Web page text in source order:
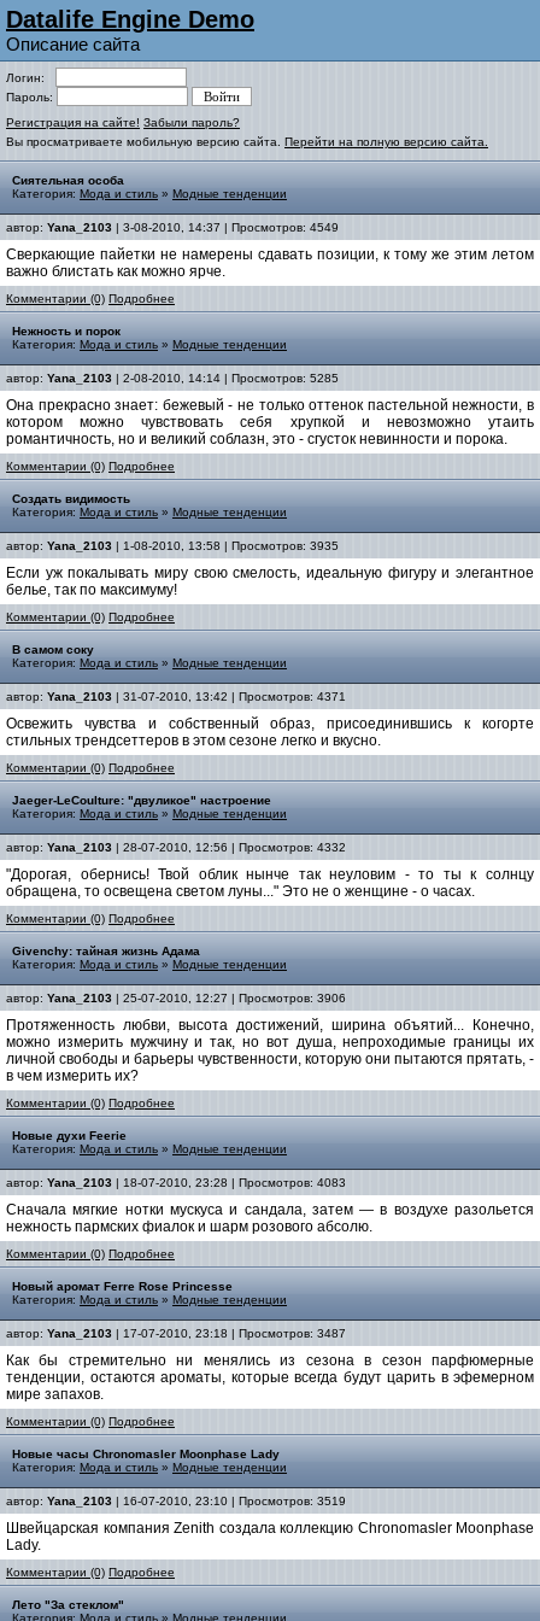
Datalife Engine Demo
Описание сайта
Логин:
Пароль:
Регистрация на сайте! Забыли пароль?
Вы просматриваете мобильную версию сайта. Перейти на полную версию сайта.
Сиятельная особа
Категория: Мода и стиль » Модные тенденции
автор: Yana_2103 | 3-08-2010, 14:37 | Просмотров: 4549
Сверкающие пайетки не намерены сдавать позиции, к тому же этим летом
важно блистать как можно ярче.
Комментарии (0) Подробнее
Нежность и порок
Категория: Мода и стиль » Модные тенденции
автор: Yana_2103 | 2-08-2010, 14:14 | Просмотров: 5285
Она прекрасно знает: бежевый - не только оттенок пастельной нежности, в
котором можно чувствовать себя хрупкой и невозможно утаить
романтичность, но и великий соблазн, это - сгусток невинности и порока.
Комментарии (0) Подробнее
Создать видимость
Категория: Мода и стиль » Модные тенденции
автор: Yana_2103 | 1-08-2010, 13:58 | Просмотров: 3935
Если уж покалывать миру свою смелость, идеальную фигуру и элегантное
белье, так по максимуму!
Комментарии (0) Подробнее
В самом соку
Категория: Мода и стиль » Модные тенденции
автор: Yana_2103 | 31-07-2010, 13:42 | Просмотров: 4371
Освежить чувства и собственный образ, присоединившись к когорте
стильных трендсеттеров в этом сезоне легко и вкусно.
Комментарии (0) Подробнее
Jaeger-LeCoulture: "двуликое" настроение
Категория: Мода и стиль » Модные тенденции
автор: Yana_2103 | 28-07-2010, 12:56 | Просмотров: 4332
"Дорогая, обернись! Твой облик нынче так неуловим - то ты к солнцу
обращена, то освещена светом луны..." Это не о женщине - о часах.
Комментарии (0) Подробнее
Givenchy: тайная жизнь Адама
Категория: Мода и стиль » Модные тенденции
автор: Yana_2103 | 25-07-2010, 12:27 | Просмотров: 3906
Протяженность любви, высота достижений, ширина объятий... Конечно,
можно измерить мужчину и так, но вот душа, непроходимые границы их
личной свободы и барьеры чувственности, которую они пытаются прятать, -
в чем измерить их?
Комментарии (0) Подробнее
Новые духи Feerie
Категория: Мода и стиль » Модные тенденции
автор: Yana_2103 | 18-07-2010, 23:28 | Просмотров: 4083
Сначала мягкие нотки мускуса и сандала, затем — в воздухе разольется
нежность пармских фиалок и шарм розового абсолю.
Комментарии (0) Подробнее
Новый аромат Ferre Rose Princesse
Категория: Мода и стиль » Модные тенденции
автор: Yana_2103 | 17-07-2010, 23:18 | Просмотров: 3487
Как бы стремительно ни менялись из сезона в сезон парфюмерные
тенденции, остаются ароматы, которые всегда будут царить в эфемерном
мире запахов.
Комментарии (0) Подробнее
Новые часы Chronomasler Мооnphase Lady
Категория: Мода и стиль » Модные тенденции
автор: Yana_2103 | 16-07-2010, 23:10 | Просмотров: 3519
Швейцарская компания Zenith создала коллекцию Chronomasler Мооnphase
Lady.
Комментарии (0) Подробнее
Лето "За стеклом"
Категория: Мода и стиль » Модные тенденции